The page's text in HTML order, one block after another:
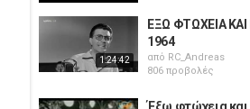
1:24:42
ΕΞΩ ΦΤΩΧΕΙΑ
1964
από RC_Andreas
806 προβολές
Έξω φτώχεια και